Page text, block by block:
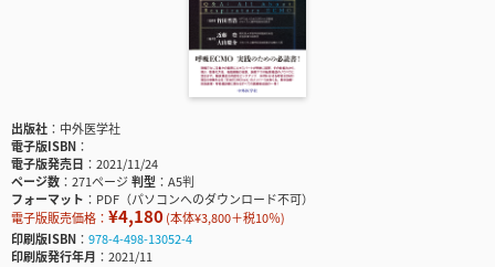
出版社
中外医学社
電子版ISBN
電子版発売日
2021/11/24
ページ数
271ページ判型
A5判
フォーマット
PDF（パソコンへのダウンロード不可）
電子版販売価格： ¥4,180(本体¥3,800＋税10％)
印刷版ISBN
978-4-498-13052-4
印刷版発行年月
2021/11